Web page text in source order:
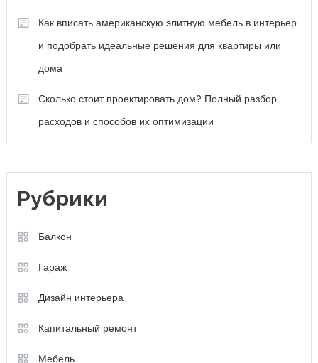
Как вписать американскую элитную мебель в интерьер
и подобрать идеальные решения для квартиры или
дома
Сколько стоит проектировать дом? Полный разбор
расходов и способов их оптимизации
Рубрики
Балкон
Гараж
Дизайн интерьера
Капитальный ремонт
Мебель